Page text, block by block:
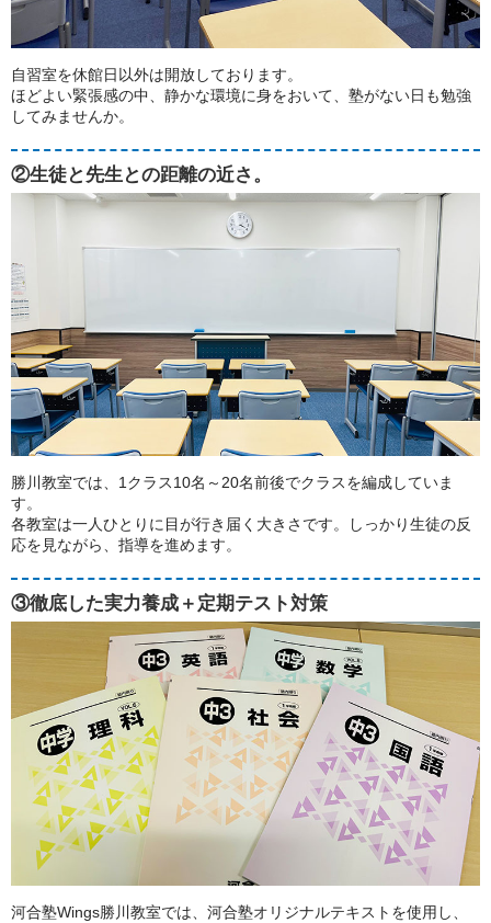
自習室を休館日以外は開放しております。
ほどよい緊張感の中、静かな環境に身をおいて、塾がない日も勉強
してみませんか。
②生徒と先生との距離の近さ。
勝川教室では、1クラス10名～20名前後でクラスを編成していま
す。
各教室は一人ひとりに目が行き届く大きさです。しっかり生徒の反
応を見ながら、指導を進めます。
③徹底した実力養成＋定期テスト対策
河合塾Wings勝川教室では、河合塾オリジナルテキストを使用し、